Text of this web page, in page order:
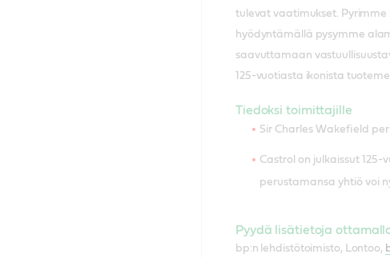
tulevat vaatimukset.
hyödyntämällä pysymme
saavuttamaan
125-vuotiasta ikonista
Tiedoksi toimittajille
Sir Charles Wakefield
Castrol on julkaissut 125-
perustamansa yhtiö voi
Pyydä lisätietoja
bp:n lehdistötoimisto, Lontoo,